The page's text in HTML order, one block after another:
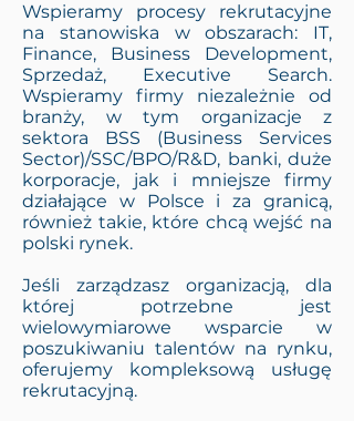
Wspieramy procesy rekrutacyjne
na stanowiska w obszarach: IT,
Finance, Business Development,
Sprzedaż, Executive Search.
Wspieramy firmy niezależnie od
branży, w tym organizacje z
sektora BSS (Business Services
Sector)/SSC/BPO/R&D, banki, duże
korporacje, jak i mniejsze firmy
działające w Polsce i za granicą,
również takie, które chcą wejść na
polski rynek.
Jeśli zarządzasz organizacją, dla
której potrzebne jest
wielowymiarowe wsparcie w
poszukiwaniu talentów na rynku,
oferujemy kompleksową usługę
rekrutacyjną.